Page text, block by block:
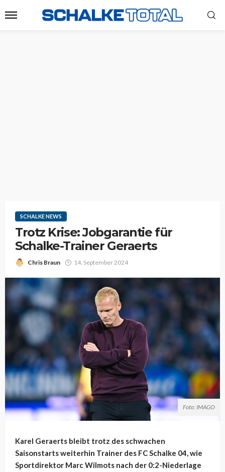
SCHALKE NEWS
Trotz Krise: Jobgarantie für
Schalke-Trainer Geraerts
Chris Braun 14. September 2024
Foto: IMAGO
Karel Geraerts bleibt trotz des schwachen
Saisonstarts weiterhin Trainer des FC Schalke 04, wie
Sportdirektor Marc Wilmots nach der 0:2-Niederlage